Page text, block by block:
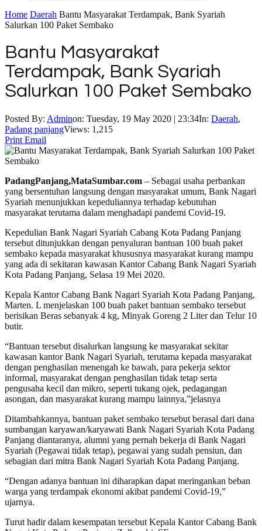
Home Daerah Bantu Masyarakat Terdampak, Bank Syariah
Salurkan 100 Paket Sembako
Bantu Masyarakat
Terdampak, Bank Syariah
Salurkan 100 Paket Sembako
Posted By: Adminon: Tuesday, 19 May 2020 | 23:34In: Daerah,
Padang panjangViews: 1,215
Print Email
PadangPanjang,MataSumbar.com – Sebagai usaha perbankan
yang bersentuhan langsung dengan masyarakat umum, Bank Nagari
Syariah menunjukkan kepeduliannya terhadap kebutuhan
masyarakat terutama dalam menghadapi pandemi Covid-19.
Kepedulian Bank Nagari Syariah Cabang Kota Padang Panjang
tersebut ditunjukkan dengan penyaluran bantuan 100 buah paket
sembako kepada masyarakat khususnya masyarakat kurang mampu
yang ada di sekitaran kawasan Kantor Cabang Bank Nagari Syariah
Kota Padang Panjang, Selasa 19 Mei 2020.
Kepala Kantor Cabang Bank Nagari Syariah Kota Padang Panjang,
Marten. L menjelaskan 100 buah paket bantuan sembako tersebut
berisikan Beras sebanyak 4 kg, Minyak Goreng 2 Liter dan Telur 10
butir.
“Bantuan tersebut disalurkan langsung ke masyarakat sekitar
kawasan kantor Bank Nagari Syariah, terutama kepada masyarakat
dengan penghasilan menengah ke bawah, para pekerja sektor
informal, masyarakat dengan penghasilan tidak tetap serta
pengusaha kecil dan mikro, seperti tukang ojek, pedagangan
asongan, dan masyarakat kurang mampu lainnya,”jelasnya
Ditambahkannya, bantuan paket sembako tersebut berasal dari dana
sumbangan karyawan/karyawati Bank Nagari Syariah Kota Padang
Panjang diantaranya, alumni yang pernah bekerja di Bank Nagari
Syariah (Pegawai tidak tetap), pegawai yang sudah pensiun, dan
sebagian dari mitra Bank Nagari Syariah Kota Padang Panjang.
“Dengan adanya bantuan ini diharapkan dapat meringankan beban
warga yang terdampak ekonomi akibat pandemi Covid-19,”
ujarnya.
Turut hadir dalam kesempatan tersebut Kepala Kantor Cabang Bank